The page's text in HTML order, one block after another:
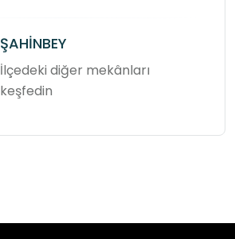
ŞAHİNBEY
İlçedeki diğer mekânları
keşfedin